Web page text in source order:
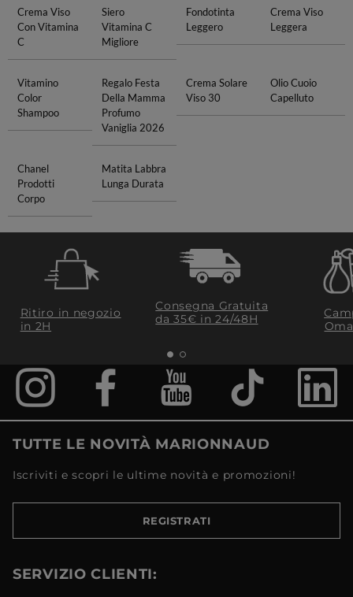
Crema Viso
Con Vitamina
C
Siero
Vitamina C
Migliore
Fondotinta
Leggero
Crema Viso
Leggera
Vitamino
Color
Shampoo
Regalo Festa
Della Mamma
Profumo
Vaniglia 2026
Crema Solare
Viso 30
Olio Cuoio
Capelluto
Chanel
Prodotti
Corpo
Matita Labbra
Lunga Durata
Ritiro in negozio
in 2H
Consegna Gratuita
da 35€​ in 24/48H
TUTTE LE NOVITÀ MARIONNAUD
Iscriviti e scopri le ultime novità e promozioni!
REGISTRATI
SERVIZIO CLIENTI: